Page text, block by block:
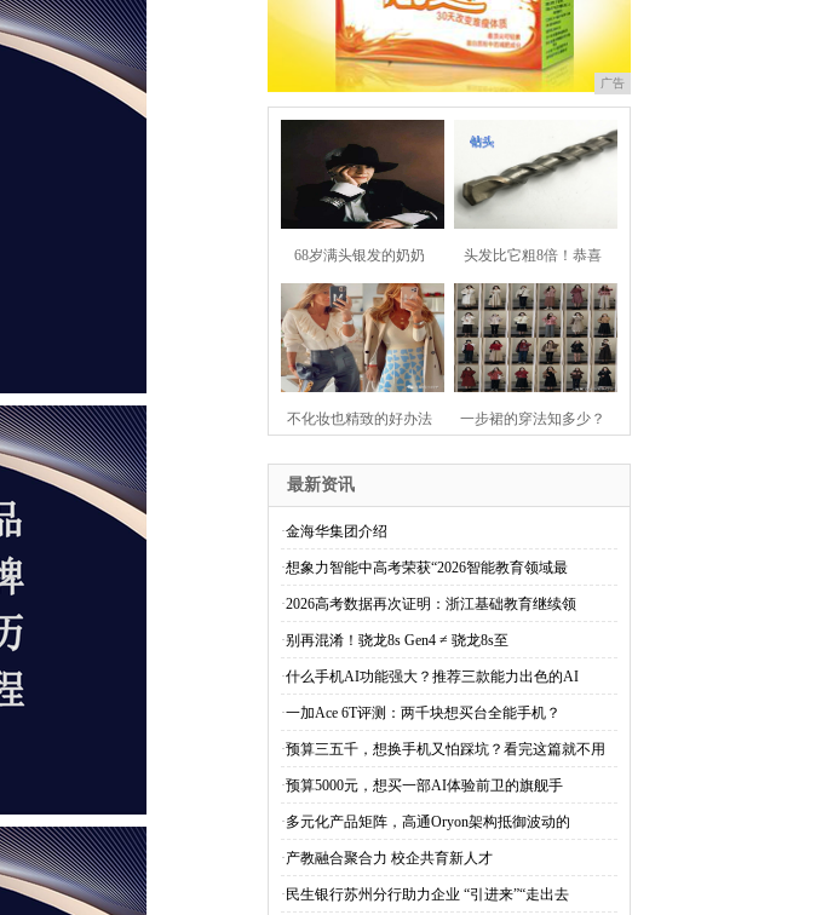
广告
68岁满头银发的奶奶 头发比它粗8倍！恭喜
不化妆也精致的好办法 一步裙的穿法知多少？
最新资讯
·金海华集团介绍
·想象力智能中高考荣获“2026智能教育领域最
·2026高考数据再次证明：浙江基础教育继续领
·别再混淆！骁龙8s Gen4 ≠ 骁龙8s至
·什么手机AI功能强大？推荐三款能力出色的AI
·一加Ace 6T评测：两千块想买台全能手机？
·预算三五千，想换手机又怕踩坑？看完这篇就不用
·预算5000元，想买一部AI体验前卫的旗舰手
·多元化产品矩阵，高通Oryon架构抵御波动的
·产教融合聚合力 校企共育新人才
· 民生银行苏州分行助力企业 “引进来”“走出去